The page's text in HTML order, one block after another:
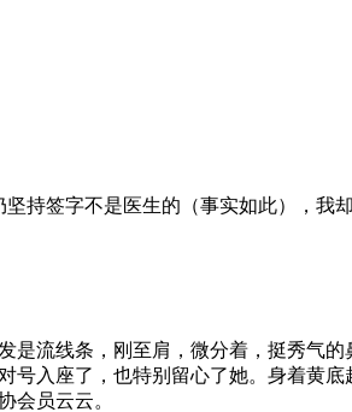
持签字不是医生的（事实如此），我
流线条，刚至肩，微分着，挺秀气
入座了，也特别留心了她。身着黄底
会员云云。